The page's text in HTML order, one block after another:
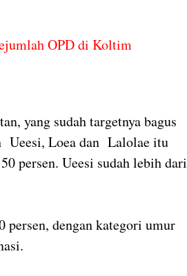
OPD di Koltim
yang sudah targetnya bagus
Ueesi, Loea dan Lalolae itu
persen. Ueesi sudah lebih dari
dengan kategori umur